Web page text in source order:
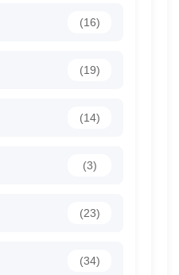
(16)
(19)
(14)
(3)
(23)
(34)